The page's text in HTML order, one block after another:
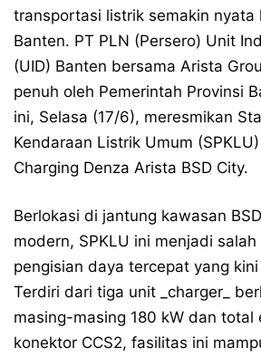
transportasi listrik semakin nyata
Banten. PT PLN (Persero) Unit
(UID) Banten bersama Arista
penuh oleh Pemerintah Provinsi
ini, Selasa (17/6), meresmikan
Kendaraan Listrik Umum
Charging Denza Arista BSD City.
Berlokasi di jantung kawasan
modern, SPKLU ini menjadi
pengisian daya tercepat yang
Terdiri dari tiga unit _charger_
masing-masing 180 kW dan total
konektor CCS2, fasilitas ini